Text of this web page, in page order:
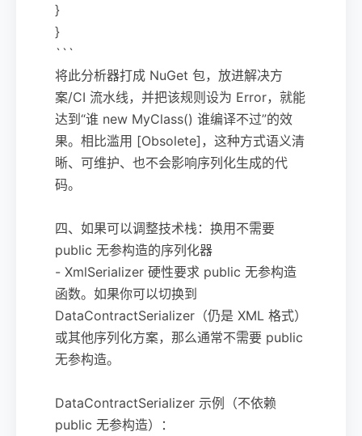
}
}
```
将此分析器打成 NuGet 包，放进解决方
案/CI 流水线，并把该规则设为 Error，就能
达到“谁 new MyClass() 谁编译不过”的效
果。相比滥用 [Obsolete]，这种方式语义清
晰、可维护、也不会影响序列化生成的代
码。
四、如果可以调整技术栈：换用不需要
public 无参构造的序列化器
- XmlSerializer 硬性要求 public 无参构造
函数。如果你可以切换到
DataContractSerializer（仍是 XML 格式）
或其他序列化方案，那么通常不需要 public
无参构造。
DataContractSerializer 示例（不依赖
public 无参构造）：